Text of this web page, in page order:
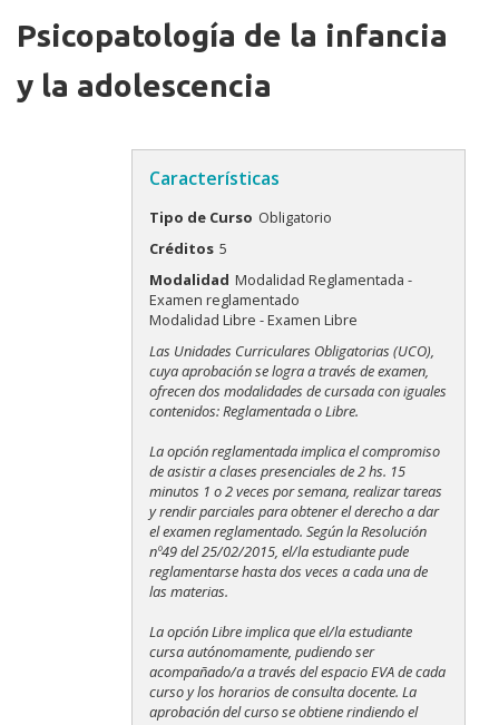
Psicopatología de la infancia
y la adolescencia
Características
Tipo de Curso Obligatorio
Créditos 5
Modalidad Modalidad Reglamentada -
Examen reglamentado
Modalidad Libre - Examen Libre
Modalidades
Las Unidades Curriculares Obligatorias (UCO),
cuya aprobación se logra a través de examen,
ofrecen dos modalidades de cursada con iguales
contenidos: Reglamentada o Libre.
La opción reglamentada implica el compromiso
de asistir a clases presenciales de 2 hs. 15
minutos 1 o 2 veces por semana, realizar tareas
y rendir parciales para obtener el derecho a dar
el examen reglamentado. Según la Resolución
nº49 del 25/02/2015, el/la estudiante pude
reglamentarse hasta dos veces a cada una de
las materias.
La opción Libre implica que el/la estudiante
cursa autónomamente, pudiendo ser
acompañado/a a través del espacio EVA de cada
curso y los horarios de consulta docente. La
aprobación del curso se obtiene rindiendo el